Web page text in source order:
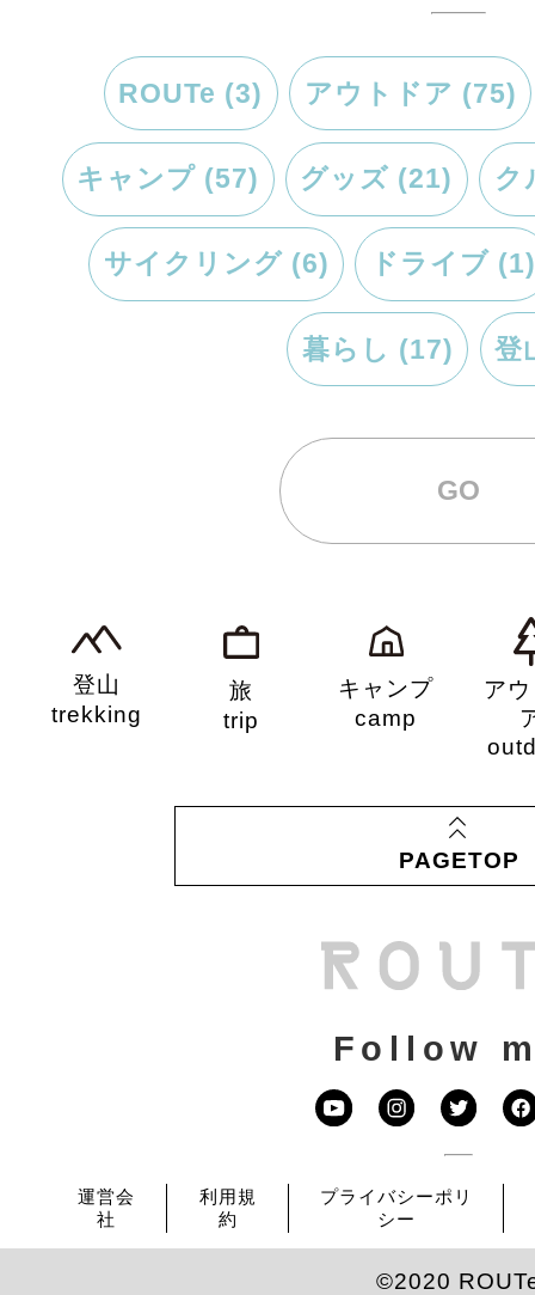
ROUTe (3) アウトドア (75)
キャンプ (57) グッズ (21) ク
サイクリング (6) ドライブ (1)
暮らし (17) 登
登山
trekking
旅
trip
キャンプ
camp
ア
PAGETOP
Follow
運営会
社
利用規
約
プライバシーポリ
シー
©2020